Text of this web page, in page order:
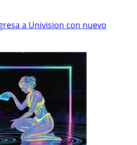
a Univision con nuevo